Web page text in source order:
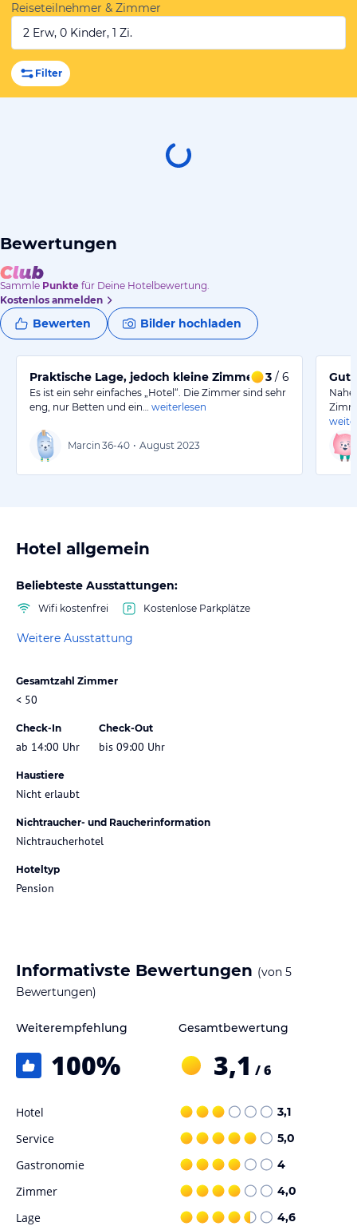
Reiseteilnehmer & Zimmer
2 Erw, 0 Kinder, 1 Zi.
Filter
Bewertungen
Sammle Punkte für Deine Hotelbewertung.
Kostenlos anmelden
Bewerten Bilder hochladen
Praktische Lage, jedoch kleine Zimmer und Frühstück
3 / 6
Es ist ein sehr einfaches „Hotel“. Die Zimmer sind sehr
eng, nur Betten und ein…
weiterlesen
Marcin 36-40 • August 2023
Hotel allgemein
Beliebteste Ausstattungen:
Wifi kostenfrei Kostenlose Parkplätze
Weitere Ausstattung
Gesamtzahl Zimmer
< 50
Check-In
ab 14:00 Uhr
Check-Out
bis 09:00 Uhr
Haustiere
Nicht erlaubt
Nichtraucher- und Raucherinformation
Nichtraucherhotel
Hoteltyp
Pension
Informativste Bewertungen (von 5
Bewertungen)
Weiterempfehlung
100%
Gesamtbewertung
3,1 / 6
Hotel 3,1
Service 5,0
Gastronomie 4
Zimmer 4,0
Lage 4,6